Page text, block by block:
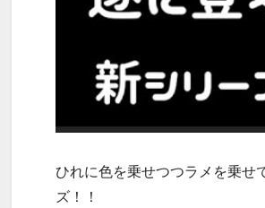
ひれに色を乗せつつラメを乗せ
ズ！！